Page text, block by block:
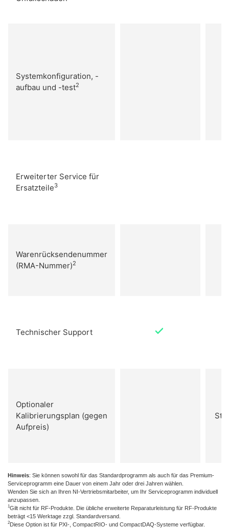
Systemkonfiguration, -
aufbau und -test2
Erweiterter Service für
Ersatzteile3
Warenrücksendenummer
(RMA-Nummer)2
Technischer Support
Optionaler
Kalibrierungsplan (gegen
Aufpreis)
Hinweis: Sie können sowohl für das Standardprogramm als auch für das Premium-
Serviceprogramm eine Dauer von einem Jahr oder drei Jahren wählen.
Wenden Sie sich an Ihren NI-Vertriebsmitarbeiter, um Ihr Serviceprogramm individuell
anzupassen.
1Gilt nicht für RF-Produkte. Die übliche erweiterte Reparaturleistung für RF-Produkte
beträgt <15 Werktage zzgl. Standardversand.
2Diese Option ist für PXI-, CompactRIO- und CompactDAQ-Systeme verfügbar.